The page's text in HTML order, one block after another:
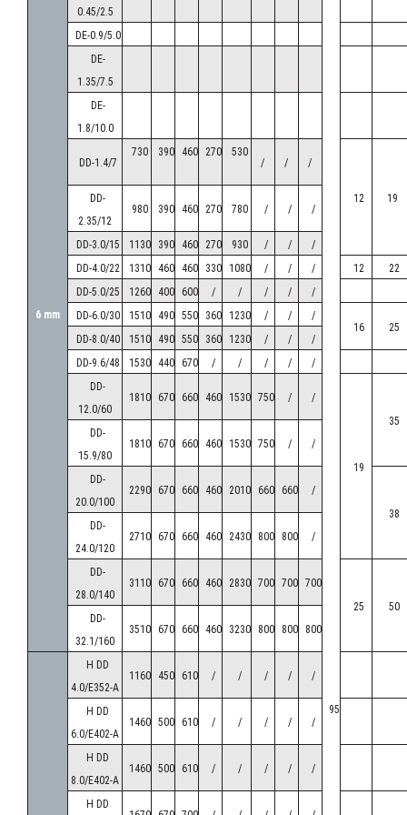
ҮЛГІСІ
KARYER /
KARYER
MODEL
БАТАРЕЯ ДЕРЕКТЕРІ /ДАННЫЕ БАТАРЕИ /
COIL
КӨЛЕМДІК ӨЛШЕМДЕРІ /
ГАБАРИТНЫЕ РАЗМЕРЫ /
DIMENSIONS
С
А
Л
М
А
Қ
/
A B C E E1
mm
HEA-
150AC10-
C03
1157 590 685 885 - 395
HEA-
150AE10-
C03
1157 640 685 885 - - 445
HEA-
150AG10-
C03
HEA-
250AC10-
C03
2007 590 685 1735 868 - 395
HEA-
250AE10-
C03
HEA-
250AG10-
C03
2007 740 685 1735 868 545
HEA-
350AE10-
C03
EA-
6 mm
0.45/2.5
95
DE-0.9/5.0
DE-
1.35/7.5
DE-
1.8/10.0
DD-1.4/7
730 390 460 270
530
/
/ /
12 19
DD-
2.35/12
980 390 460 270 780 / / /
DD-3.0/15 1130 390 460 270 930 / /
/
DD-4.0/22
1310 460 460 330 1080 / / / 12
22
DD-5.0/25
1260 400 600 / / / /
/
DD-6.0/30
1510 490 550 360 1230 / /
/
16
25
DD-8.0/40
1510 490 550 360 1230 / /
/
DD-9.6/48
1530 440 670 / / / /
/
DD-
12.0/60
1810 670 660 460 1530 750 / /
19
35
DD-
15.9/80
1810 670 660 460 1530 750 / /
DD-
20.0/100
2290 670 660 460 2010 660 660
/
38
DD-
24.0/120
2710 670 660 460 2430 800 800 /
DD-
28.0/140
3110 670 660 460 2830 700 700 700
25
50
DD-
32.1/160
3510 670 660 460 3230 800 800 800
H DD
4.0/E352-A
1160 450 610 / / / / /
H DD
6.0/E402-A
1460 500 610 / / / / /
H DD
8.0/E402-A
1460 500 610 / / / / /
H DD